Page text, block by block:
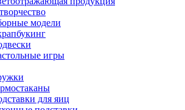
модели
игры
для яиц